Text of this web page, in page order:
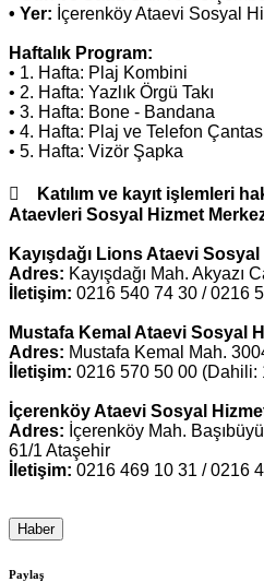
• Yer: İçerenköy Ataevi Sosyal
Haftalık Program:
• 1. Hafta: Plaj Kombini
• 2. Hafta: Yazlık Örgü Takı
• 3. Hafta: Bone - Bandana
• 4. Hafta: Plaj ve Telefon
• 5. Hafta: Vizör Şapka
 Katılım ve kayıt işlemleri
Ataevleri Sosyal Hizmet
Kayışdağı Lions Ataevi
Adres: Kayışdağı Mah. Akyazı
İletişim: 0216 540 74 30 / 0216
Mustafa Kemal Ataevi Sosyal
Adres: Mustafa Kemal Mah.
İletişim: 0216 570 50 00 (Dahili:
İçerenköy Ataevi Sosyal
Adres: İçerenköy Mah.
61/1 Ataşehir
İletişim: 0216 469 10 31 / 0216
Haber
Paylaş